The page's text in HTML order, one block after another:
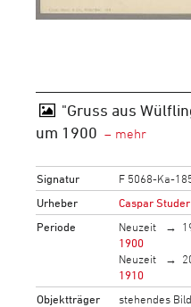
"Gruss aus
um 1900
Signatur
F 5068-Ka-
Urheber
Caspar
Periode
Neuzeit
1900
Neuzeit
1910
Objektträger
stehendes Bild